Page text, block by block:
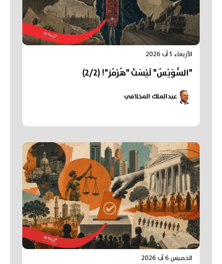
الأربعاء 5 آب 2026
"السُّوَيْسُ" لَيْسَتْ "هُرْمُز"! (2/2)
عبدالملك المخلافي
الخميس 6 آب 2026